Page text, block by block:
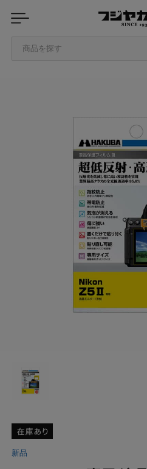
商品を探す
ブランドから探す
新品